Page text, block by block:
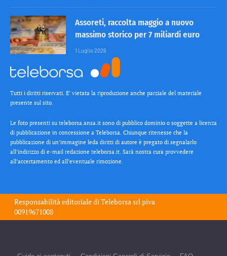
Assoreti, raccolta maggio a nuovo
massimo storico per 7 miliardi euro
1 Luglio 2026
Tutti i diritti riservati. E’ vietata la riproduzione anche parziale del materiale
presente sul sito.
Le foto presenti su teleborsa.ansa.it sono di pubblico dominio o soggette a licenza
di pubblicazione in concessione a Teleborsa. Chiunque ritenesse che la
pubblicazione di un’immagine leda diritti di autore è pregato di segnalarlo
all’indirizzo di e-mail redazione teleborsa.it. Sarà nostra cura provvedere
all’accertamento ed all’eventuale rimozione.
Responsabilità editoriale diTeleborsa srlpiva
00919671008